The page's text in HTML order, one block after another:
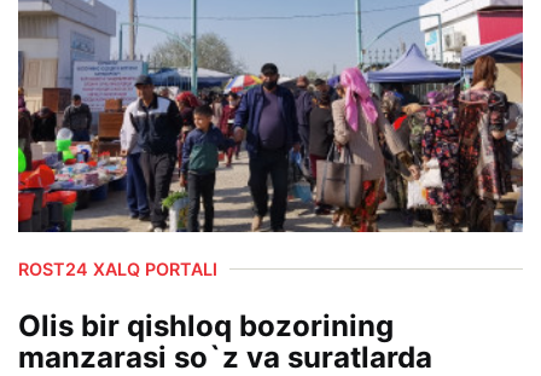
ROST24 XALQ PORTALI
Olis bir qishloq bozorining
manzarasi so`z va suratlarda